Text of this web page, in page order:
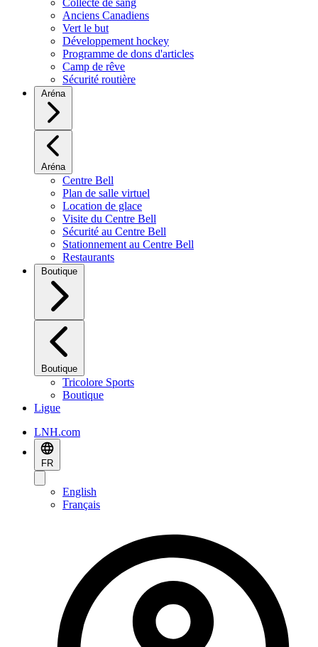
Collecte de sang
Anciens Canadiens
Vert le but
Développement hockey
Programme de dons d'articles
Camp de rêve
Sécurité routière
Aréna
Aréna
Centre Bell
Plan de salle virtuel
Location de glace
Visite du Centre Bell
Sécurité au Centre Bell
Stationnement au Centre Bell
Restaurants
Boutique
Boutique
Tricolore Sports
Boutique
Ligue
LNH.com
FR
English
Français